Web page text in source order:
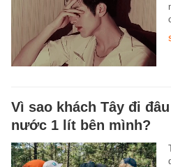
Vì sao khách Tây đi
nước 1 lít bên mình?